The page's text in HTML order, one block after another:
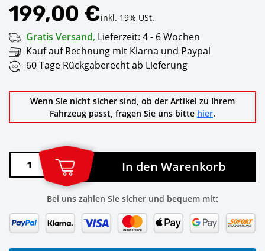
199,00 €inkl. 19% USt.
Gratis Versand, Lieferzeit: 4 - 6 Wochen
Kauf auf Rechnung mit Klarna und Paypal
60 Tage Rückgaberecht ab Lieferung
Wenn Sie nicht sicher sind, ob der Artikel zu Ihrem
Fahrzeug passt, fragen Sie uns bitte hier.
In den Warenkorb
Bei uns zahlen Sie sicher und bequem mit: